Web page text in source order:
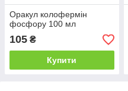
Оракул колофермін
фосфору 100 мл
105 ₴
Купити